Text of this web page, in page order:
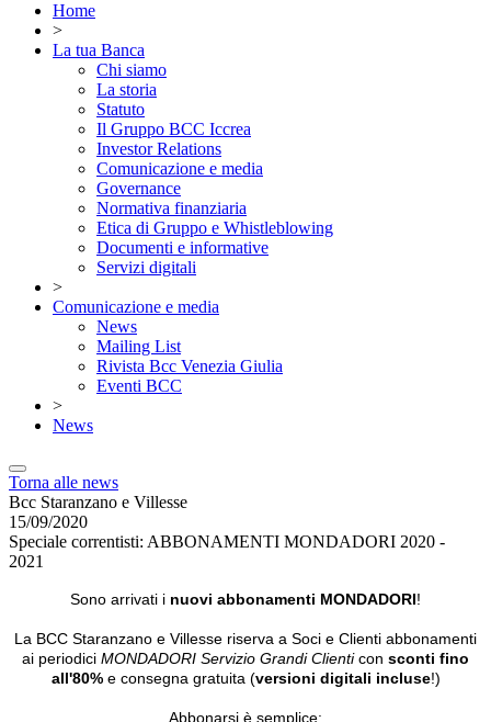
Home
>
La tua Banca
Chi siamo
La storia
Statuto
Il Gruppo BCC Iccrea
Investor Relations
Comunicazione e media
Governance
Normativa finanziaria
Etica di Gruppo e Whistleblowing
Documenti e informative
Servizi digitali
>
Comunicazione e media
News
Mailing List
Rivista Bcc Venezia Giulia
Eventi BCC
>
News
Torna alle news
Bcc Staranzano e Villesse
15/09/2020
Speciale correntisti: ABBONAMENTI MONDADORI 2020 -
2021
Sono arrivati i nuovi abbonamenti MONDADORI!
La BCC Staranzano e Villesse riserva a Soci e Clienti abbonamenti
ai periodici MONDADORI Servizio Grandi Clienticon sconti fino
all'80% e consegna gratuita (versioni digitali incluse!)
Abbonarsi è semplice: